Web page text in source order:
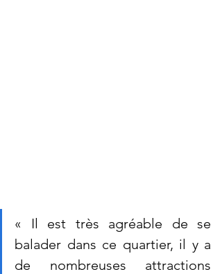
« Il est très agréable de se
balader dans ce quartier, il y a
de nombreuses attractions